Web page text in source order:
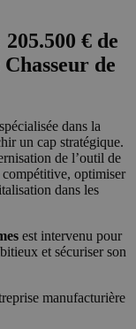
€ de
de
dans la
un cap stratégique.
de l’outil de
optimiser
dans les
est intervenu pour
et sécuriser son